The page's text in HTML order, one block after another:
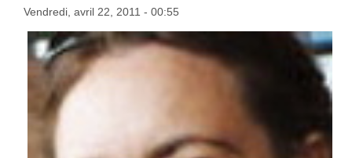
Vendredi, avril 22, 2011 - 00:55